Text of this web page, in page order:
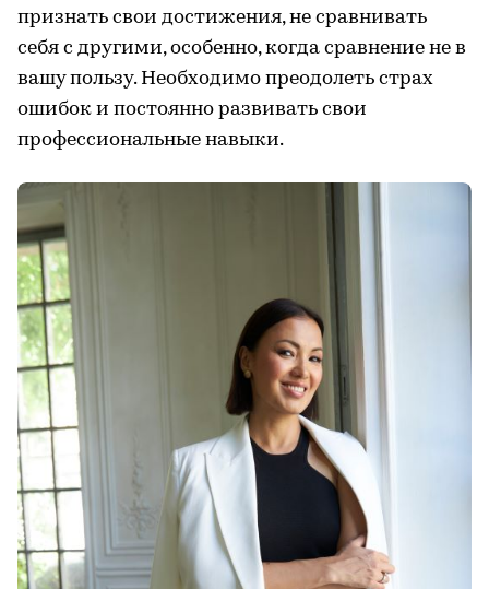
признать свои достижения, не сравнивать
себя с другими, особенно, когда сравнение не в
вашу пользу. Необходимо преодолеть страх
ошибок и постоянно развивать свои
профессиональные навыки.